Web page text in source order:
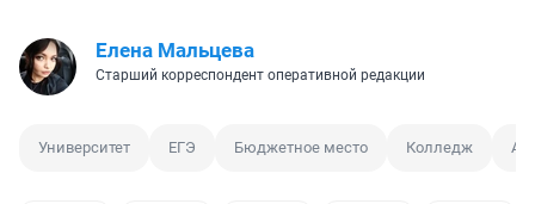
Елена Мальцева
Старший корреспондент оперативной редакции
Университет ЕГЭ Бюджетное место Колледж